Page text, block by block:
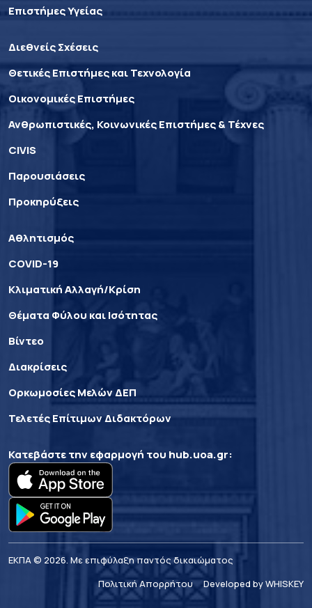
Επιστήμες Υγείας
Διεθνείς Σχέσεις
Θετικές Επιστήμες και Τεχνολογία
Οικονομικές Επιστήμες
Ανθρωπιστικές, Κοινωνικές Επιστήμες & Τέχνες
CIVIS
Παρουσιάσεις
Προκηρύξεις
Αθλητισμός
COVID-19
Κλιματική Αλλαγή/Κρίση
Θέματα Φύλου και Ισότητας
Βίντεο
Διακρίσεις
Ορκωμοσίες Μελών ΔΕΠ
Τελετές Επίτιμων Διδακτόρων
Κατεβάστε την εφαρμογή του hub.uoa.gr:
ΕΚΠΑ © 2026. Με επιφύλαξη παντός δικαιώματος
Πολιτική Απορρήτου
Developed by WHISKEY